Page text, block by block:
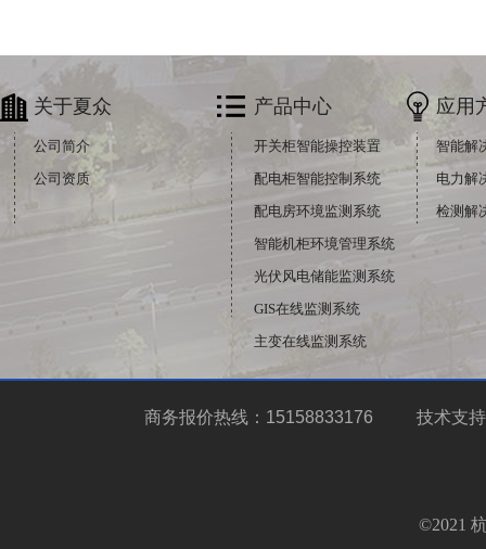
关于夏众
公司简介
公司资质
产品中心
开关柜智能操控装置
配电柜智能控制系统
配电房环境监测系统
智能机柜环境管理系统
光伏风电储能监测系统
GIS在线监测系统
主变在线监测系统
电力在线测温装置系统
应用
智能解
电力解
检测解
商务报价热线：15158833176 技术支
©2021